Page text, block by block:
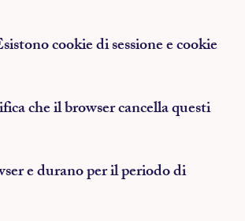
cookie di sessione e cookie
che il browser cancella questi
e durano per il periodo di